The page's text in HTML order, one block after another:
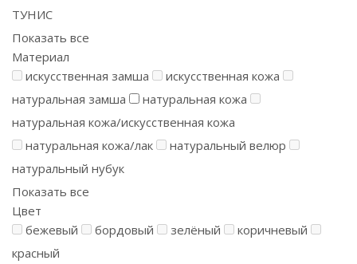
ТУНИС
Показать все
Материал
искусственная замша
искусственная кожа
натуральная замша
натуральная кожа
натуральная кожа/искусственная кожа
натуральная кожа/лак
натуральный велюр
натуральный нубук
Показать все
Цвет
бежевый
бордовый зелёный
коричневый
красный